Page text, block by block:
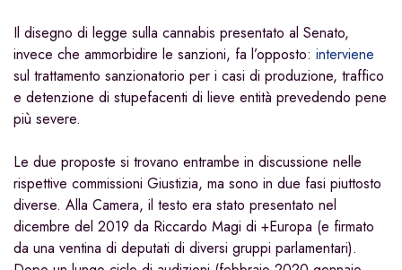
Il disegno di legge sulla cannabis presentato al Senato,
invece che ammorbidire le sanzioni, fa l’opposto: interviene
sul trattamento sanzionatorio per i casi di produzione, traffico
e detenzione di stupefacenti di lieve entità prevedendo pene
più severe.
Le due proposte si trovano entrambe in discussione nelle
rispettive commissioni Giustizia, ma sono in due fasi piuttosto
diverse. Alla Camera, il testo era stato presentato nel
dicembre del 2019 da Riccardo Magi di +Europa (e firmato
da una ventina di deputati di diversi gruppi parlamentari).